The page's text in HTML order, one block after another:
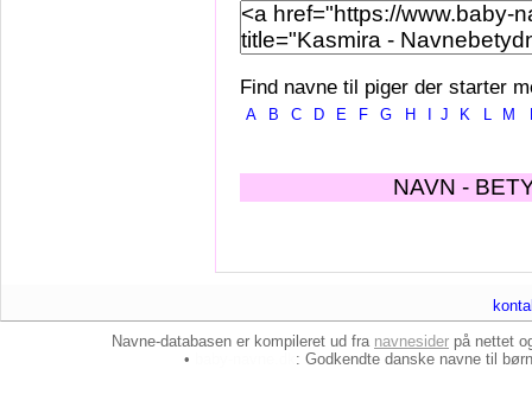
Find navne til piger der starter
A B C D E F G H J K L M
NAVN -
Navne-databasen er kompileret ud fra navnesider på nettet
•
: Godkendte danske navne til børn